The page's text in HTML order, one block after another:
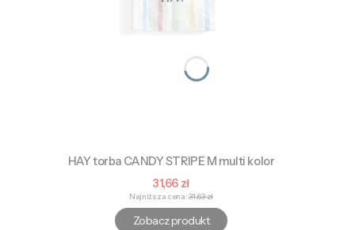
HAY torba CANDY STRIPE M multi kolor
Cena promocyjna
31,66 zł
Najniższa cena: 31,63 zł
Zobacz produkt